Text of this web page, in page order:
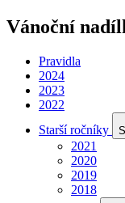
Vánoční
Pravidla
2024
2023
2022
Starší ročníky
2021
2020
2019
2018